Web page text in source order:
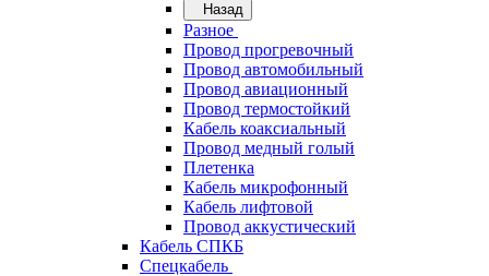
Назад
Разное
Провод прогревочный
Провод автомобильный
Провод авиационный
Провод термостойкий
Кабель коаксиальный
Провод медный голый
Плетенка
Кабель микрофонный
Кабель лифтовой
Провод аккустический
Кабель СПКБ
Спецкабель